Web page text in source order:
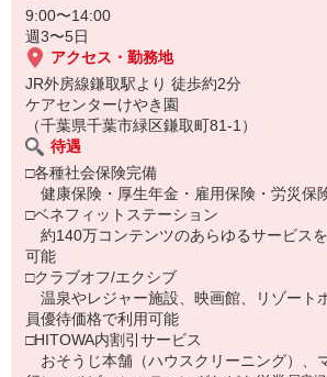
9:00〜14:00
週3〜5日
アクセス・勤務地
JR外房線鎌取駅より 徒歩約2分
ケアセンターけやき園
（千葉県千葉市緑区鎌取町81-1）
待遇
□各種社会保険完備
健康保険・厚生年金・雇用保険・労災保
□ベネフィットステーション
約140万コンテンツのあらゆるサービス
可能
□クラブオフ/エクシブ
温泉やレジャー施設、映画館、リゾート
員優待価格で利用可能
□HITOWA内割引サービス
おそうじ本舗（ハウスクリーニング）、